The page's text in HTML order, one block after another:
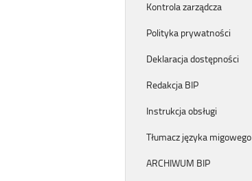
Kontrola zarządcza
Polityka prywatności
Deklaracja dostępności
Redakcja BIP
Instrukcja obsługi
Tłumacz języka migowego
ARCHIWUM BIP